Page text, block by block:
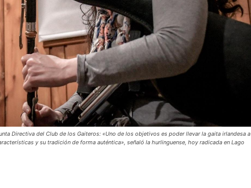
Directiva del Club de los Gaiteros: «Uno de los objetivos es poder llevar la gaita irlandesa a
y su tradición de forma auténtica», señaló la hurlinguense, hoy radicada en Lago